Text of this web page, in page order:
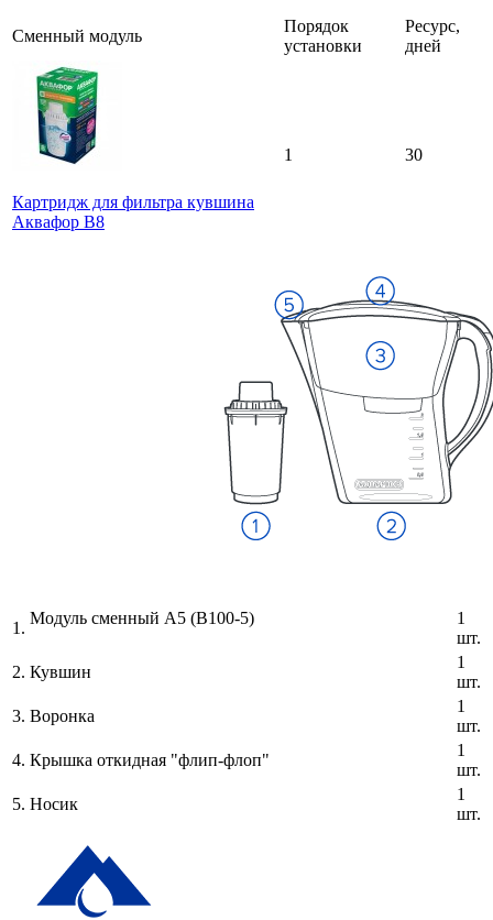
Сменный модуль
Порядок
установки
Ресурс,
дней
Картридж для фильтра кувшина
Аквафор В8
1 30
1.
Модуль сменный А5 (В100-5)
1
шт.
2. Кувшин
1
шт.
3. Воронка
1
шт.
4. Крышка откидная "флип-флоп"
1
шт.
5. Носик
1
шт.